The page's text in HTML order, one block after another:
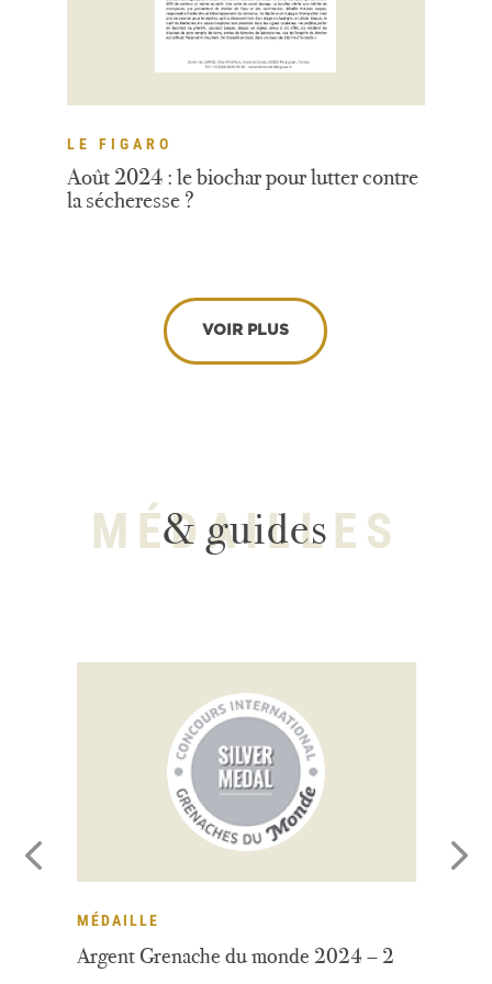
Août 2024 : le biochar pour lutter contre
la sécheresse ?
LE FIGARO
VOIR PLUS
MÉDAILLES
& guides
Argent Grenache du monde 2024 – 2
MÉDAILLE